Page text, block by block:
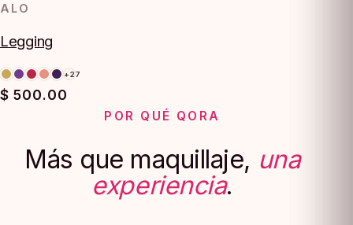
ALO
Legging
+27
$ 500.00
POR QUÉ QORA
Más que maquillaje, una
experiencia.